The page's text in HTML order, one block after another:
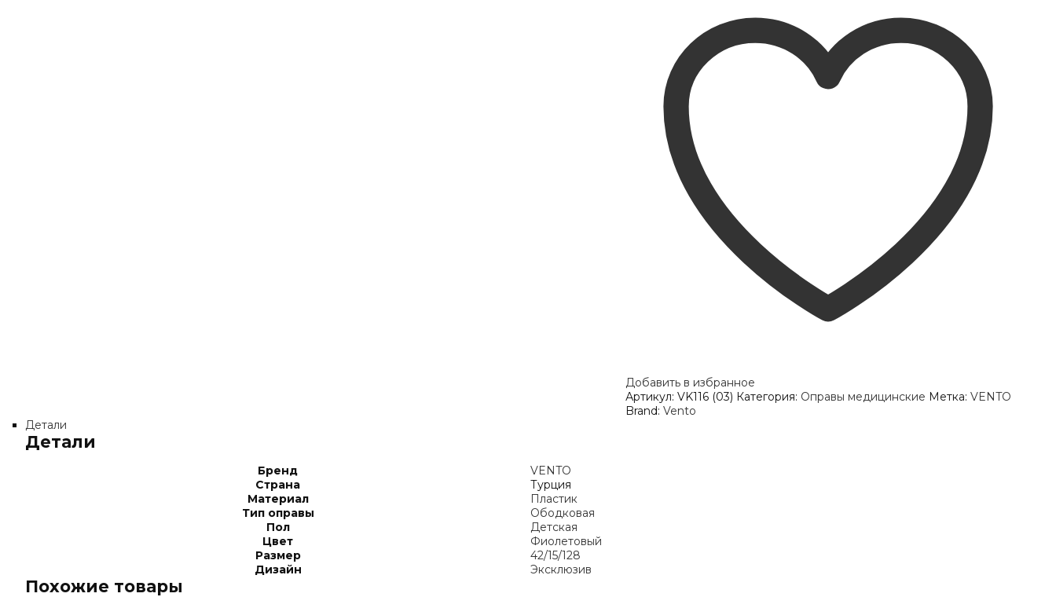
Добавить в избранное
Артикул:VK116 (03) Категория: Оправы медицинские Метка:VENTO
Brand:Vento
Детали
Детали
Бренд
VENTO
Страна
Турция
Материал
Пластик
Тип оправы
Ободковая
Пол
Детская
Цвет
Фиолетовый
Размер
42/15/128
Дизайн
Эксклюзив
Похожие товары